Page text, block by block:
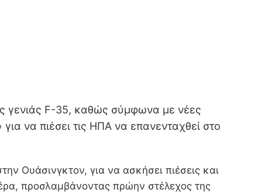
γενιάς F-35, καθώς σύμφωνα με νέες
να πιέσει τις ΗΠΑ να επανενταχθεί στο
Ουάσινγκτον, για να ασκήσει πιέσεις και
προσλαμβάνοντας πρώην στέλεχος της